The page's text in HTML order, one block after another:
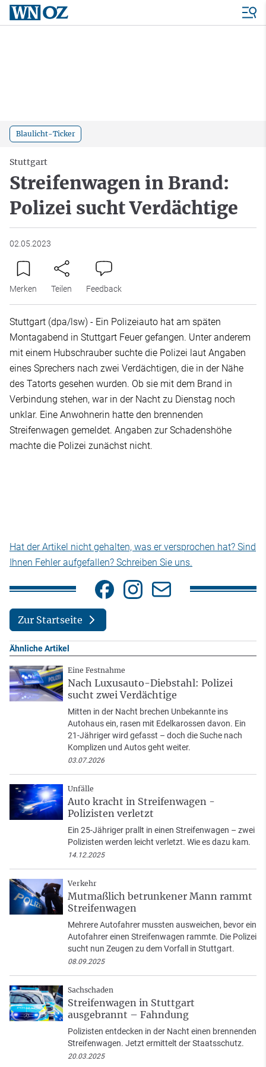
Blaulicht-Ticker
Stuttgart
Streifenwagen in Brand:
Polizei sucht Verdächtige
02.05.2023
Merken Teilen Feedback
Stuttgart (dpa/lsw) - Ein Polizeiauto hat am späten
Montagabend in Stuttgart Feuer gefangen. Unter anderem
mit einem Hubschrauber suchte die Polizei laut Angaben
eines Sprechers nach zwei Verdächtigen, die in der Nähe
des Tatorts gesehen wurden. Ob sie mit dem Brand in
Verbindung stehen, war in der Nacht zu Dienstag noch
unklar. Eine Anwohnerin hatte den brennenden
Streifenwagen gemeldet. Angaben zur Schadenshöhe
machte die Polizei zunächst nicht.
Hat der Artikel nicht gehalten, was er versprochen hat? Sind
Ihnen Fehler aufgefallen? Schreiben Sie uns.
Zur Startseite
Ähnliche Artikel
Eine Festnahme
Nach Luxusauto-Diebstahl: Polizei
sucht zwei Verdächtige
Mitten in der Nacht brechen Unbekannte ins
Autohaus ein, rasen mit Edelkarossen davon. Ein
21-Jähriger wird gefasst – doch die Suche nach
Komplizen und Autos geht weiter.
03.07.2026
Unfälle
Auto kracht in Streifenwagen -
Polizisten verletzt
Ein 25-Jähriger prallt in einen Streifenwagen – zwei
Polizisten werden leicht verletzt. Wie es dazu kam.
14.12.2025
Verkehr
Mutmaßlich betrunkener Mann rammt
Streifenwagen
Mehrere Autofahrer mussten ausweichen, bevor ein
Autofahrer einen Streifenwagen rammte. Die Polizei
sucht nun Zeugen zu dem Vorfall in Stuttgart.
08.09.2025
Sachschaden
Streifenwagen in Stuttgart
ausgebrannt – Fahndung
Polizisten entdecken in der Nacht einen brennenden
Streifenwagen. Jetzt ermittelt der Staatsschutz.
20.03.2025